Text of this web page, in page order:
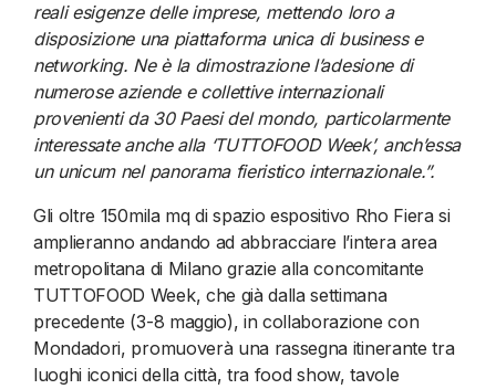
reali esigenze delle imprese, mettendo loro a
disposizione una piattaforma unica di business e
networking. Ne è la dimostrazione l’adesione di
numerose aziende e collettive internazionali
provenienti da 30 Paesi del mondo, particolarmente
interessate anche alla ‘TUTTOFOOD Week’, anch’essa
un unicum nel panorama fieristico internazionale.”.
Gli oltre 150mila mq di spazio espositivo Rho Fiera si
amplieranno andando ad abbracciare l’intera area
metropolitana di Milano grazie alla concomitante
TUTTOFOOD Week, che già dalla settimana
precedente (3-8 maggio), in collaborazione con
Mondadori, promuoverà una rassegna itinerante tra
luoghi iconici della città, tra food show, tavole